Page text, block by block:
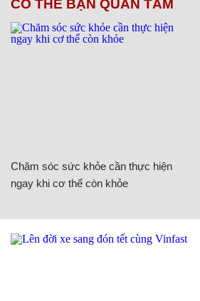
CÓ THỂ BẠN QUAN TÂM
Chăm sóc sức khỏe cần thực hiện
ngay khi cơ thể còn khỏe